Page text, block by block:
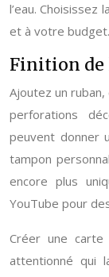
l’eau.
et à votre budget.
Finition de
Ajoutez un
perforations
peuvent donner
tampon
encore plus
YouTube pour
Créer une
attentionné qui